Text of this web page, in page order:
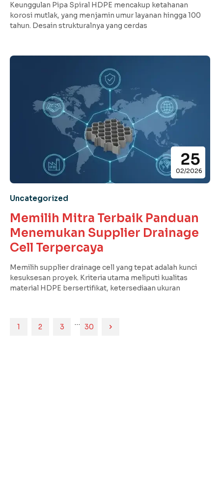
Keunggulan Pipa Spiral HDPE mencakup ketahanan
korosi mutlak, yang menjamin umur layanan hingga 100
tahun. Desain strukturalnya yang cerdas
25
02/2026
Uncategorized
Memilih Mitra Terbaik Panduan
Menemukan Supplier Drainage
Cell Terpercaya
Memilih supplier drainage cell yang tepat adalah kunci
kesuksesan proyek. Kriteria utama meliputi kualitas
material HDPE bersertifikat, ketersediaan ukuran
1 2 3 … 30